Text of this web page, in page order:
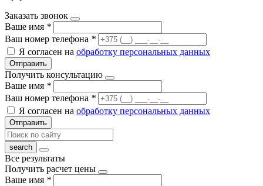
Заказать звонок
Ваше имя *
Ваш номер телефона *
Я согласен на обработку персональных данных
Отправить
Получить консультацию
Ваше имя *
Ваш номер телефона *
Я согласен на обработку персональных данных
Отправить
Все результаты
Получить расчет цены
Ваше имя *